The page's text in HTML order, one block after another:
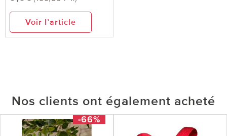
Voir l’article
Nos clients ont également acheté
-66%